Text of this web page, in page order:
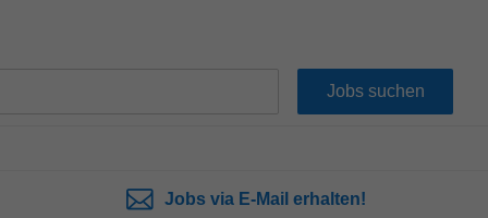
Jobs via E-Mail erhalten!